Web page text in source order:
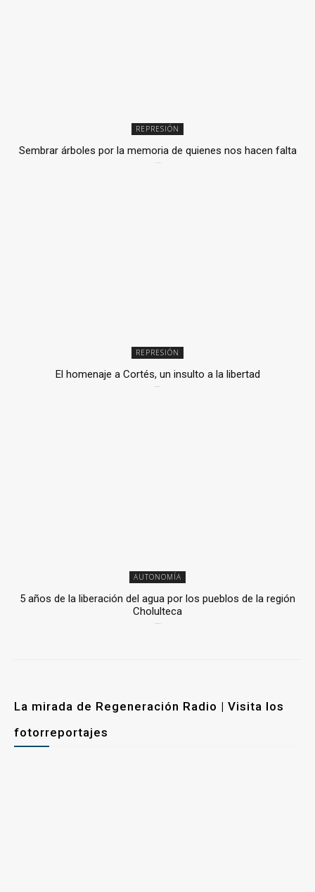
REPRESIÓN
Sembrar árboles por la memoria de quienes nos hacen falta
REPRESIÓN
El homenaje a Cortés, un insulto a la libertad
AUTONOMÍA
5 años de la liberación del agua por los pueblos de la región
Cholulteca
La mirada de Regeneración Radio | Visita los
fotorreportajes